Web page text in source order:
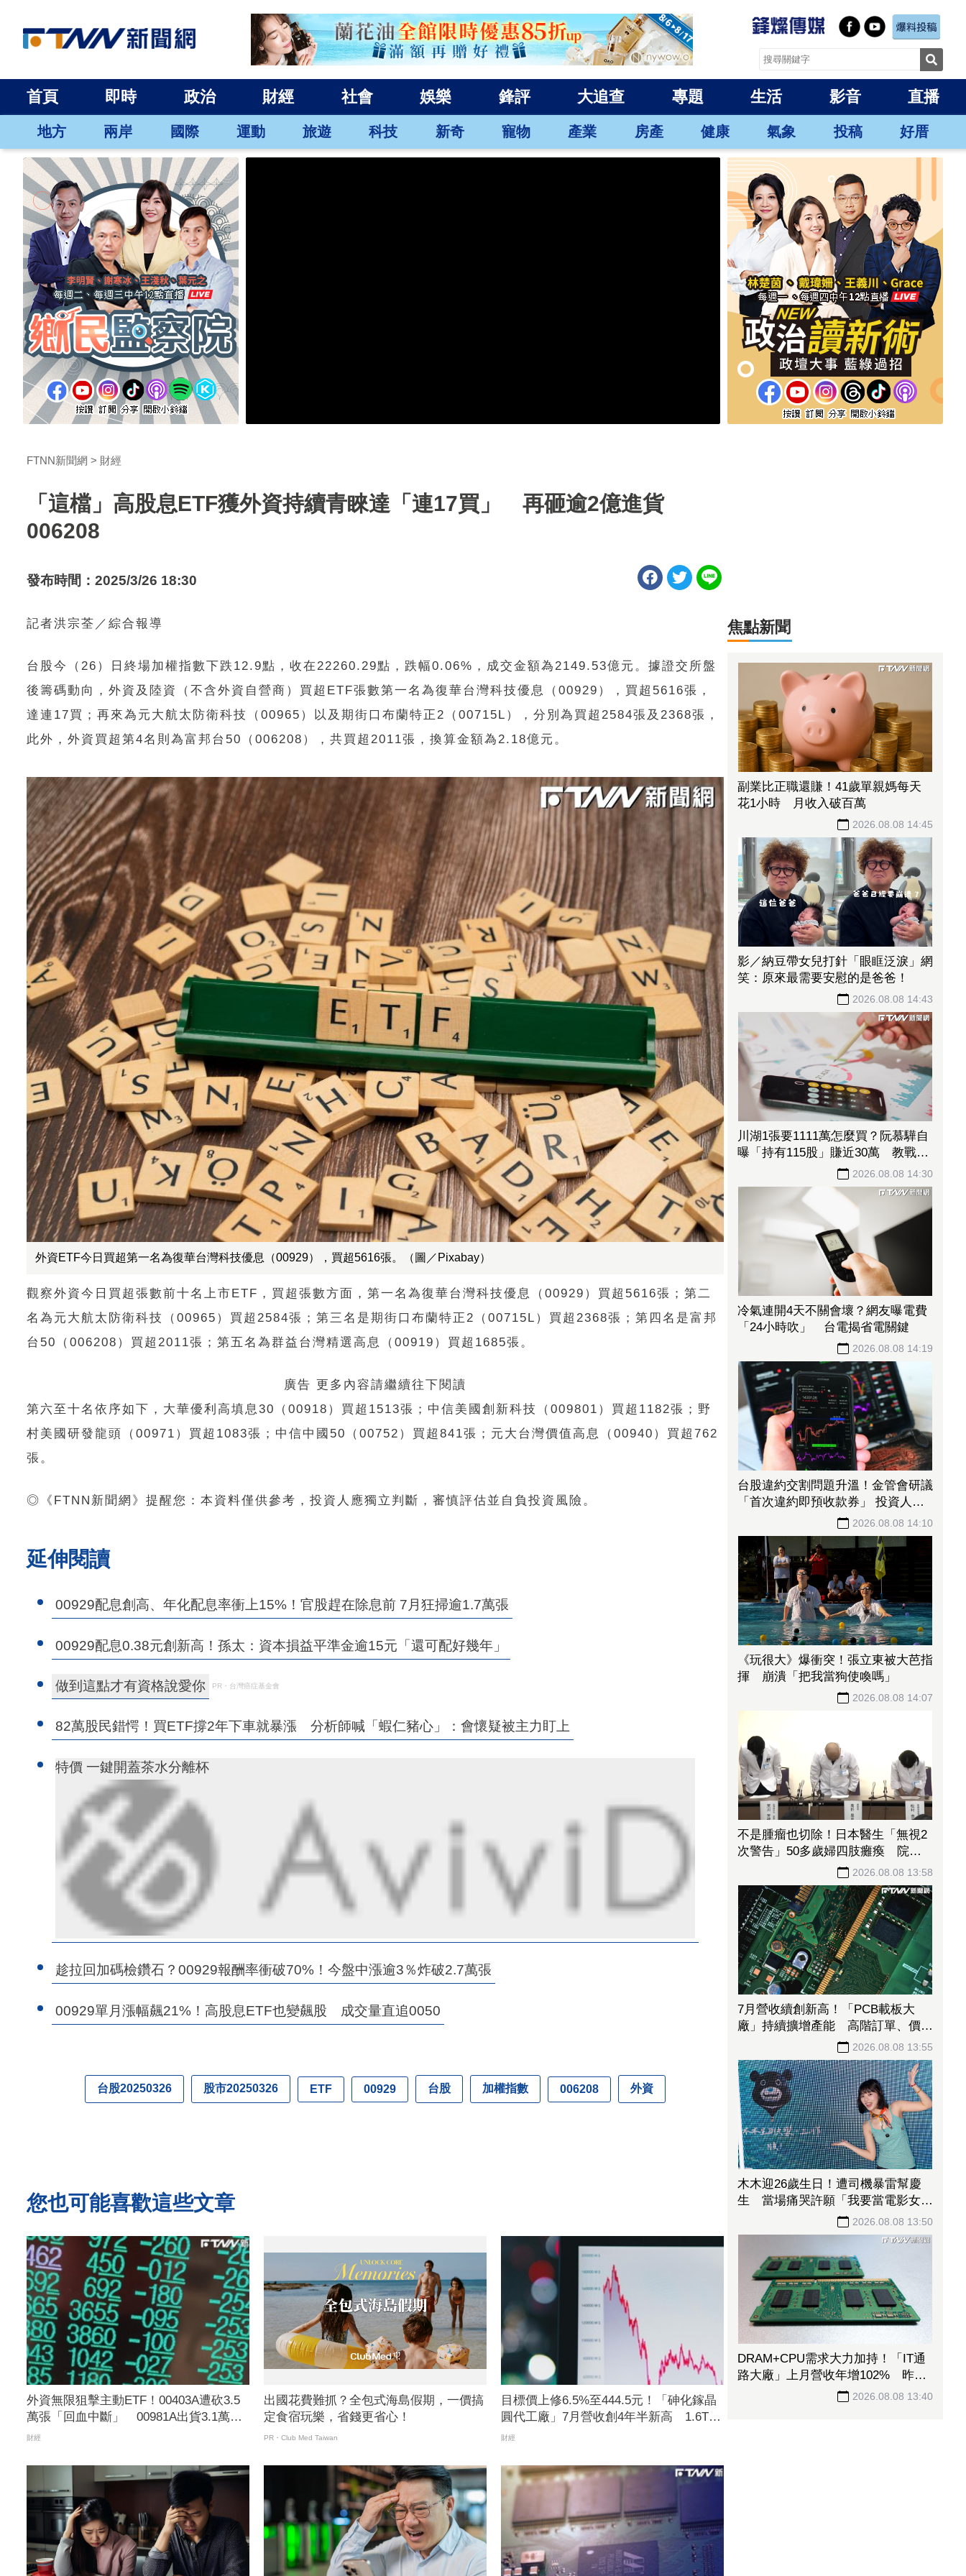
首頁 即時 政治 財經 社會 娛樂 鋒評 大追查 專題 生活 影音 直播
地方 兩岸 國際 運動 旅遊 科技 新奇 寵物 產業 房產 健康 氣象 投稿 好厝
FTNN新聞網 財經
「這檔」高股息ETF獲外資持續青睞達「連17買」 再砸逾2億進貨
006208
發布時間：2025/3/26 18:30
記者洪宗荃／綜合報導
台股今（26）日終場加權指數下跌12.9點，收在22260.29點，跌幅0.06%，成交金額為2149.53億元。據證交所盤
後籌碼動向，外資及陸資（不含外資自營商）買超ETF張數第一名為復華台灣科技優息（00929），買超5616張，
達連17買；再來為元大航太防衛科技（00965）以及期街口布蘭特正2（00715L），分別為買超2584張及2368張，
此外，外資買超第4名則為富邦台50（006208），共買超2011張，換算金額為2.18億元。
外資ETF今日買超第一名為復華台灣科技優息（00929），買超5616張。（圖／Pixabay）
觀察外資今日買超張數前十名上市ETF，買超張數方面，第一名為復華台灣科技優息（00929）買超5616張；第二
名為元大航太防衛科技（00965）買超2584張；第三名是期街口布蘭特正2（00715L）買超2368張；第四名是富邦
台50（006208）買超2011張；第五名為群益台灣精選高息（00919）買超1685張。
廣告 更多內容請繼續往下閱讀
第六至十名依序如下，大華優利高填息30（00918）買超1513張；中信美國創新科技（009801）買超1182張；野
村美國研發龍頭（00971）買超1083張；中信中國50（00752）買超841張；元大台灣價值高息（00940）買超762
張。
◎《FTNN新聞網》提醒您：本資料僅供參考，投資人應獨立判斷，審慎評估並自負投資風險。
延伸閱讀
00929配息創高、年化配息率衝上15%！官股趕在除息前 7月狂掃逾1.7萬張
00929配息0.38元創新高！孫太：資本損益平準金逾15元「還可配好幾年」
做到這點才有資格說愛你 PR・台灣癌症基金會
82萬股民錯愕！買ETF撐2年下車就暴漲 分析師喊「蝦仁豬心」：會懷疑被主力盯上
特價 一鍵開蓋茶水分離杯
趁拉回加碼檢鑽石？00929報酬率衝破70%！今盤中漲逾3％炸破2.7萬張
00929單月漲幅飆21%！高股息ETF也變飆股 成交量直追0050
台股20250326 股市20250326 ETF 00929 台股 加權指數 006208 外資
您也可能喜歡這些文章
外資無限狙擊主動ETF！00403A遭砍3.5
萬張「回血中斷」 00981A出貨3.1萬
張、0050也變提款機
財經
出國花費難抓？全包式海島假期，一價搞
定食宿玩樂，省錢更省心！
PR・Club Med Taiwan
目標價上修6.5%至444.5元！「砷化鎵晶
圓代工廠」7月營收創4年半新高 1.6T光
通訊開始貢獻營收
財經
焦點新聞
副業比正職還賺！41歲單親媽每天
花1小時 月收入破百萬
2026.08.08 14:45
影／納豆帶女兒打針「眼眶泛淚」網
笑：原來最需要安慰的是爸爸！
2026.08.08 14:43
川湖1張要1111萬怎麼買？阮慕驊自
曝「持有115股」賺近30萬 教戰小
資族：報酬率不會變 2026.08.08 14:30
冷氣連開4天不關會壞？網友曝電費
「24小時吹」 台電揭省電關鍵
2026.08.08 14:19
台股違約交割問題升溫！金管會研議
「首次違約即預收款券」 投資人炸
2026.08.08 14:10
《玩很大》爆衝突！張立東被大芭指
揮 崩潰「把我當狗使喚嗎」
2026.08.08 14:07
不是腫瘤也切除！日本醫生「無視2
次警告」50多歲婦四肢癱瘓 院方
2026.08.08 13:58
7月營收續創新高！「PCB載板大
廠」持續擴增產能 高階訂單、價格
2026.08.08 13:55
木木迎26歲生日！遭司機暴雷幫慶
生 當場痛哭許願「我要當電影女主
2026.08.08 13:50
DRAM+CPU需求大力加持！「IT通
路大廠」上月營收年增102% 昨股
2026.08.08 13:40